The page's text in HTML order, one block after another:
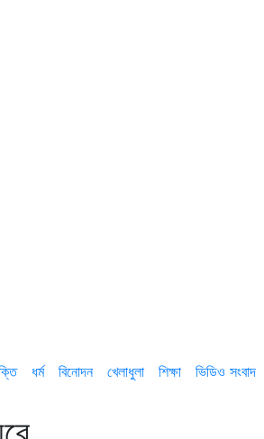
ধর্ম বিনোদন খেলাধুলা শিক্ষা ভিডিও সংবাদ